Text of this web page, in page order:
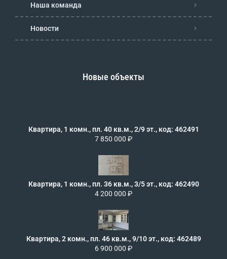
Наша команда
Новости
Новые объекты
Квартира, 1 комн., пл. 40 кв.м., 2/9 эт., код: 462491
7 850 000 ₽
Квартира, 1 комн., пл. 36 кв.м., 3/5 эт., код: 462490
4 200 000 ₽
Квартира, 2 комн., пл. 46 кв.м., 9/10 эт., код: 462489
6 900 000 ₽